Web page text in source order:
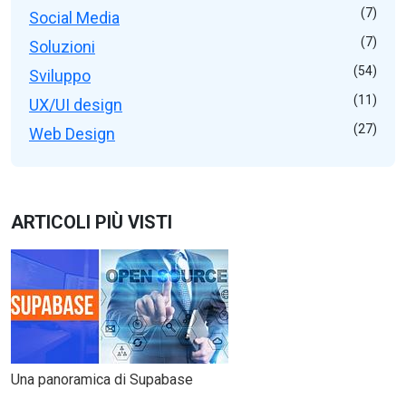
Social Media (7)
Soluzioni (7)
Sviluppo (54)
UX/UI design (11)
Web Design (27)
ARTICOLI PIÙ VISTI
Una panoramica di Supabase